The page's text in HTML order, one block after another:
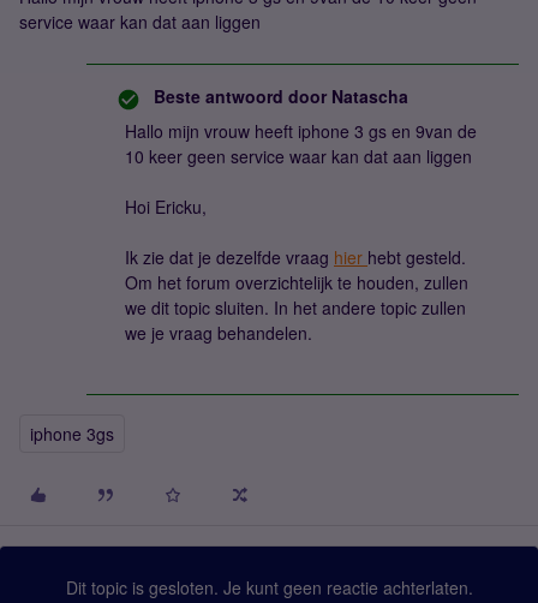
service waar kan dat aan liggen
Beste antwoord door Natascha
Hallo mijn vrouw heeft iphone 3 gs en 9van de
10 keer geen service waar kan dat aan liggen
Hoi Ericku,
Ik zie dat je dezelfde vraag hier hebt gesteld.
Om het forum overzichtelijk te houden, zullen
we dit topic sluiten. In het andere topic zullen
we je vraag behandelen.
iphone 3gs
Dit topic is gesloten. Je kunt geen reactie achterlaten.